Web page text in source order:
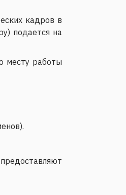
кадров в
подается на
месту работы